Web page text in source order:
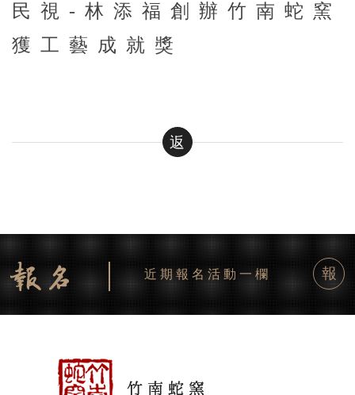
民視-林添福創辦竹南蛇窯
獲工藝成就獎
返
近期報名活動一欄 報